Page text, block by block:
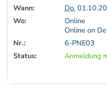
CMD
PNE - Pain
Fortbildung -
Grundprogramm
Einführung
Muskel-Energie
Wann: Do.
Wo:
Online
Online on
Nr.:
6-PNE03
Status:
Anmeldung